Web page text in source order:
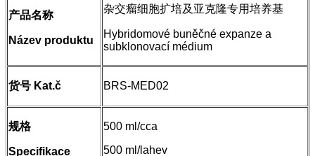
产品名称
Název produktu
杂交瘤细胞扩培及亚克隆专用培养基
Hybridomové buněčné expanze a
subklonovací médium
货号 Kat.č BRS-MED02
规格
Specifikace
500 ml/cca
500 ml/lahev